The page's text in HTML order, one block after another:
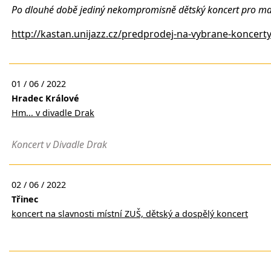
Po dlouhé době jediný nekompromisně dětský koncert pro
http://kastan.unijazz.cz/predprodej-na-vybrane-koncerty
01 / 06 / 2022
Hradec Králové
Hm... v divadle Drak
Koncert v Divadle Drak
02 / 06 / 2022
Třinec
koncert na slavnosti místní ZUŠ, dětský a dospělý koncert